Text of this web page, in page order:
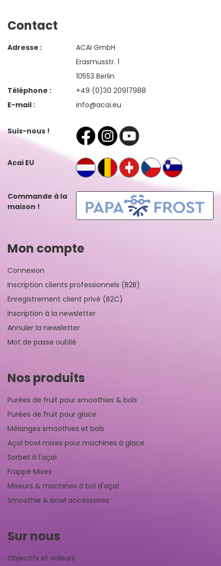
Contact
Adresse :
ACAI GmbH
Erasmusstr. 1
10553 Berlin
Téléphone :
+49 (0)30 20917988
E-mail :
info@acai.eu
Suis-nous !
Acai EU
Commande à la
maison !
Mon compte
Connexion
Inscription clients professionnels (B2B)
Enregistrement client privé (B2C)
Inscription à la newsletter
Annuler la newsletter
Mot de passe oublié
Nos produits
Purées de fruit pour smoothies & bols
Purées de fruit pour glace
Mélanges smoothies et bols
Açaí bowl mixes pour machines à glace
Sorbet à l'açaí
Frappé Mixes
Mixeurs & machines à bol d'açaí
Smoothie & bowl accessoires
Sur nous
Objectifs et valeurs